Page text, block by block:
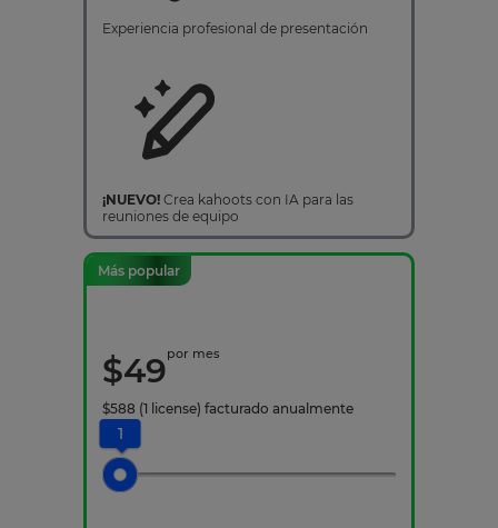
Experiencia profesional de presentación
¡NUEVO! Crea kahoots con IA para las
reuniones de equipo
Más popular
$49por mes
$588 (1 license) facturado anualmente
1